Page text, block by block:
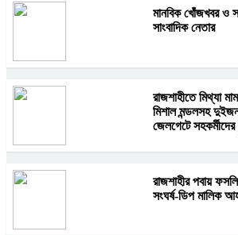
মানবিক খোঁজখবর ও
সাংবাদিক নেতার
রাজশাহীতে মিথ্যা
মিশাল মন্ডলসহ
জেলগেটে
রাজশাহীর পবায়
সংঘর্ষ-ডিপ মালিক